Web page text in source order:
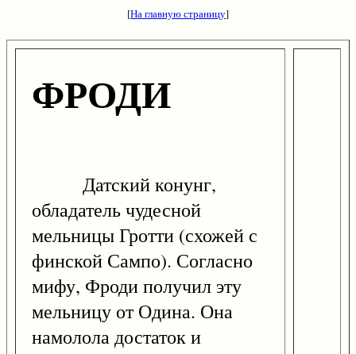
[На главную страницу]
ФРОДИ
Датский конунг,
обладатель чудесной
мельницы Гротти (схожей с
финской Сампо). Согласно
мифу, Фроди получил эту
мельницу от Одина. Она
намолола достаток и